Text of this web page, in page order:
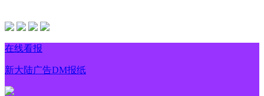
在线看报
新大陆广告DM报纸